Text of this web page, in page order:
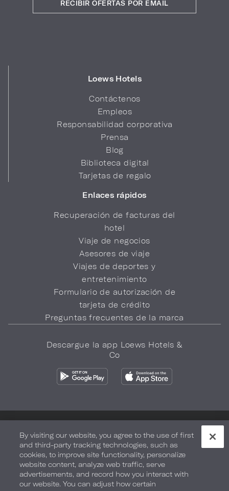
Loews Hotels
Contáctenos
Empleos
Responsabilidad corporativa
Prensa
Blog
Biblioteca digital
Tarjetas de regalo
Enlaces rápidos
Recuperación de facturas del
hotel
Viaje de negocios
Asesores de viaje
Viajes de deportes y
entretenimiento
Formulario de autorización de
tarjeta de crédito
Preguntas frecuentes de la marca
RECIBIR OFERTAS POR EMAIL
Descargue la app Loews Hotels &
Co
Seguridad y bienestar Términos de Uso Accesibilidad
Mapa del sitio Sus opciones de privacidad
DERECHOS DE AUTOR 2026.LOEWS HOTELS & CO
By visiting our website, you agree to the use of first
and third-party tracking technologies, such as
cookies, to improve site functionality, personalize
website content, analyze web traffic, serve
advertisements, and record how you interact with
our website. You can adjust how certain